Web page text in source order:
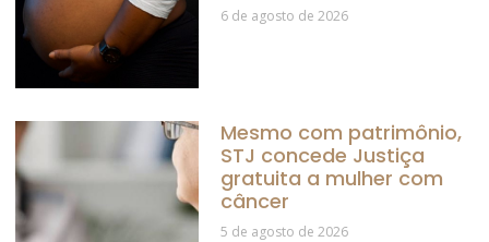
6 de agosto de 2026
Mesmo com patrimônio,
STJ concede Justiça
gratuita a mulher com
câncer
5 de agosto de 2026